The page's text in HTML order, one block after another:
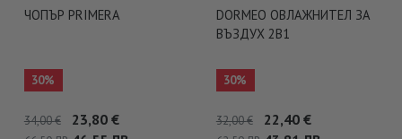
ЧОПЪР PRIMERA
30%
23,80 €
34,00€
DORMEO ОВЛАЖНИТЕЛ ЗА
ВЪЗДУХ 2В1
30%
22,40 €
32,00€